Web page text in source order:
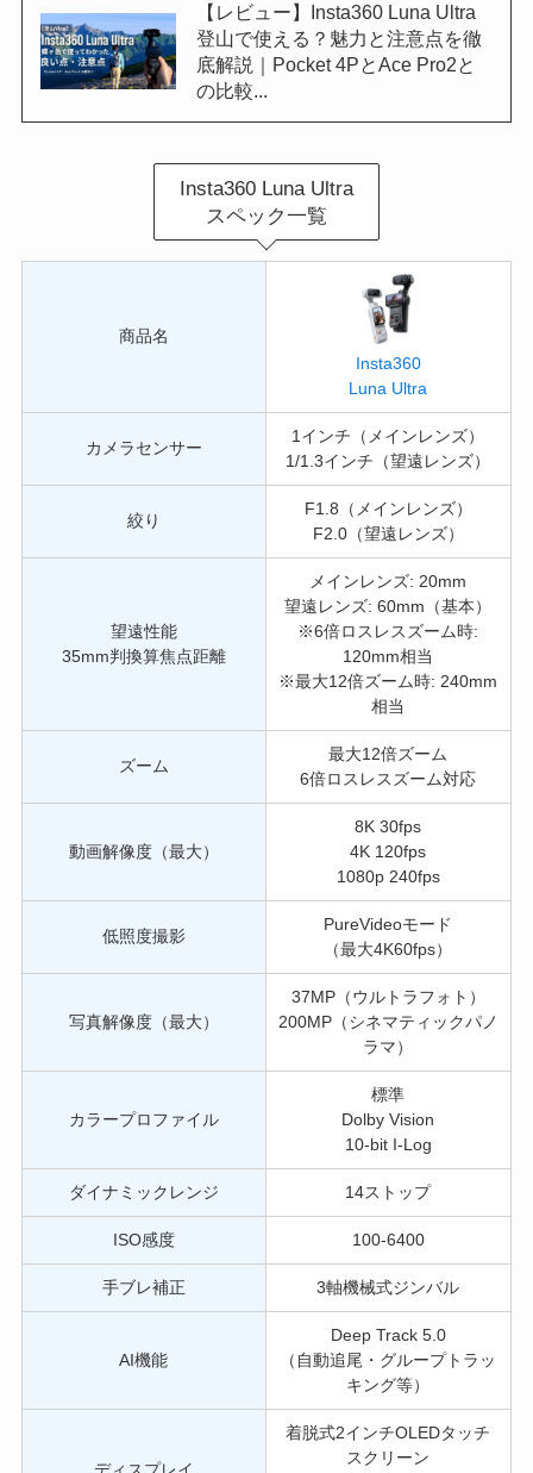
【レビュー】Insta360 Luna Ultra
登山で使える？魅力と注意点を徹
底解説｜Pocket 4PとAce Pro2と
の比較...
Insta360 Luna Ultra
スペック一覧
商品名
Insta360
Luna Ultra
カメラセンサー
1インチ（メインレンズ）
1/1.3インチ（望遠レンズ）
絞り
F1.8（メインレンズ）
F2.0（望遠レンズ）
望遠性能
35mm判換算焦点距離
メインレンズ: 20mm
望遠レンズ: 60mm（基本）
※6倍ロスレスズーム時:
120mm相当
※最大12倍ズーム時: 240mm
相当
ズーム
最大12倍ズーム
6倍ロスレスズーム対応
動画解像度（最大）
8K 30fps
4K 120fps
1080p 240fps
低照度撮影
PureVideoモード
（最大4K60fps）
写真解像度（最大）
37MP（ウルトラフォト）
200MP（シネマティックパノ
ラマ）
カラープロファイル
標準
Dolby Vision
10-bit I-Log
ダイナミックレンジ 14ストップ
ISO感度 100-6400
手ブレ補正 3軸機械式ジンバル
AI機能
Deep Track 5.0
（自動追尾・グループトラッ
キング等）
着脱式2インチOLEDタッチ
スクリーン